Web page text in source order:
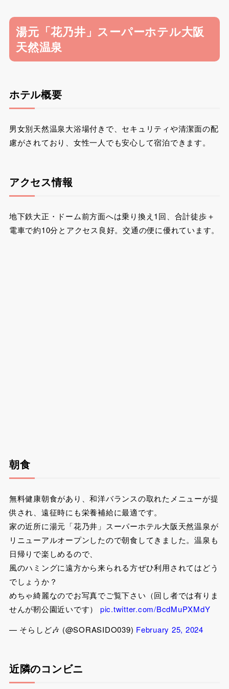
湯元「花乃井」スーパーホテル大阪
天然温泉
ホテル概要
男女別天然温泉大浴場付きで、セキュリティや清潔面の配
慮がされており、女性一人でも安心して宿泊できます。
アクセス情報
地下鉄大正・ドーム前方面へは乗り換え1回、合計徒歩＋
電車で約10分とアクセス良好。交通の便に優れています。
朝食
無料健康朝食があり、和洋バランスの取れたメニューが提
供され、遠征時にも栄養補給に最適です。
家の近所に湯元「花乃井」スーパーホテル大阪天然温泉が
リニューアルオープンしたので朝食してきました。温泉も
日帰りで楽しめるので、
風のハミングに遠方から来られる方ぜひ利用されてはどう
でしょうか？
めちゃ綺麗なのでお写真でご覧下さい（回し者では有りま
せんが靭公園近いです） pic.twitter.com/BcdMuPXMdY
— そらしど🎶 (@SORASIDO039) February 25, 2024
近隣のコンビニ